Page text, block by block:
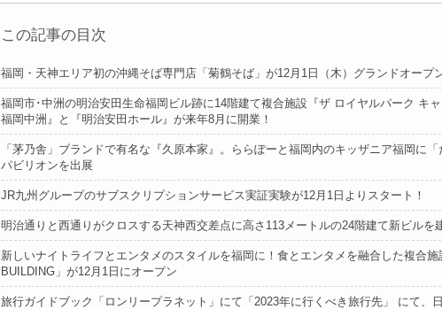
この記事の目次
福岡・天神エリア初の沖縄そば専門店「菊鶴そば」が12月1日（木）グランドオープ
福岡市･中洲の明治安田生命福岡ビル跡に14階建て複合施設『ザ ロイヤルパーク キ
福岡中洲』と『明治安田ホール』が来年8月に開業！
「茅乃舎」ブランドで有名な『久原本家』。ららぽーと福岡内のキッザニア福岡に
パビリオンを出展
JR九州グループのサブスクリプションサービス実証実験が12月1日よりスタート！
明治通りと西通りがクロスする天神西交差点に高さ113メートルの24階建て新ビルを
新しいナイトライフとエンタメのスタイルを福岡に！食とエンタメを融合した複合施
BUILDING」が12月1日にオープン
旅行ガイドブック「ロンリープラネット」にて「2023年に行くべき旅行先」 にて、